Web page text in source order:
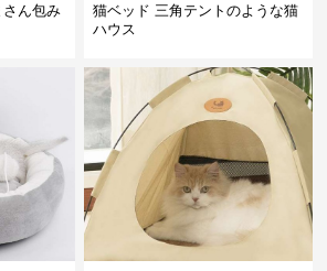
ん包み
猫ベッド 三角テントのような猫
ハウス